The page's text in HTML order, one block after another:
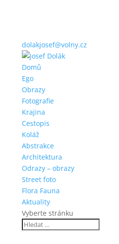
dolakjosef@volny.cz
Domů
Ego
Obrazy
Fotografie
Krajina
Cestopis
Koláž
Abstrakce
Architektura
Odrazy – obrazy
Street foto
Flora Fauna
Aktuality
Vyberte stránku